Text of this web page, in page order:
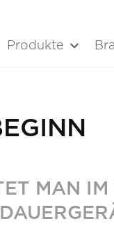
Produkte
MAN